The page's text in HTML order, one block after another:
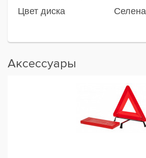
Цвет диска Селена
Аксессуары